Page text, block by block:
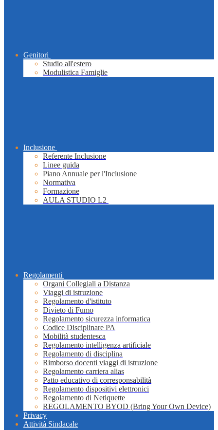
Genitori
Studio all'estero
Modulistica Famiglie
Inclusione
Referente Inclusione
Linee guida
Piano Annuale per l'Inclusione
Normativa
Formazione
AULA STUDIO L2
Regolamenti
Organi Collegiali a Distanza
Viaggi di istruzione
Regolamento d'istituto
Divieto di Fumo
Regolamento sicurezza informatica
Codice Disciplinare PA
Mobilità studentesca
Regolamento intelligenza artificiale
Regolamento di disciplina
Rimborso docenti viaggi di istruzione
Regolamento carriera alias
Patto educativo di corresponsabilità
Regolamento dispositivi elettronici
Regolamento di Netiquette
REGOLAMENTO BYOD (Bring Your Own Device)
Privacy
Attività Sindacale